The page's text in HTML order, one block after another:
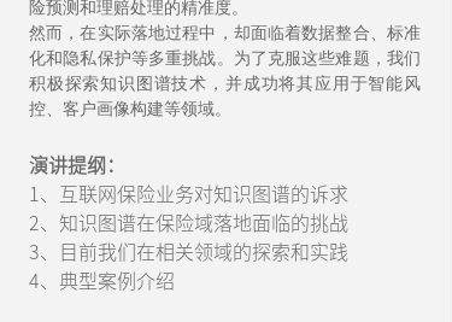
险预测和理赔处理的精准度。
然而，在实际落地过程中，却面临着数据整合、标准
化和隐私保护等多重挑战。为了克服这些难题，我们
积极探索知识图谱技术，并成功将其应用于智能风
控、客户画像构建等领域。
演讲提纲：
1、互联网保险业务对知识图谱的诉求
2、知识图谱在保险域落地面临的挑战
3、目前我们在相关领域的探索和实践
4、典型案例介绍